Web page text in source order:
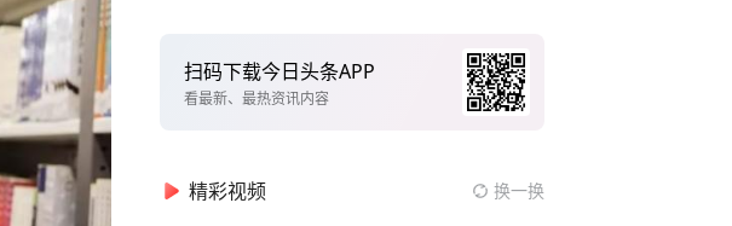
扫码下载今日头条APP
看最新、最热资讯内容
精彩视频 换一换